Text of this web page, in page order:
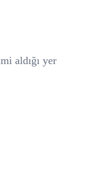
aldığı yer